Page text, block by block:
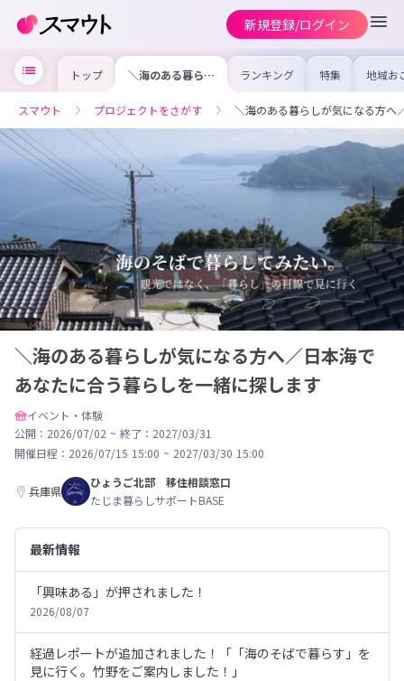
新規登録/ログイン
トップ ＼海のある暮らし
が気になる方へ／
合う暮らしを一緒
に探します
ランキング 特集 地域お
の求
を集め
事内容
を比較
合った
スマウト プロジェクトをさがす ＼海のある暮らしが気になる方へ
＼海のある暮らしが気になる方へ／日本海で
あなたに合う暮らしを一緒に探します
イベント・体験
公開：2026/07/02 ~ 終了：2027/03/31
開催日程： 2026/07/15 15:00 ~ 2027/03/30 15:00
兵庫県
ひょうご北部 移住相談窓口
たじま暮らしサポートBASE
最新情報
「興味ある」が押されました！
2026/08/07
経過レポートが追加されました！「「海のそばで暮らす」を
見に行く。竹野をご案内しました！」